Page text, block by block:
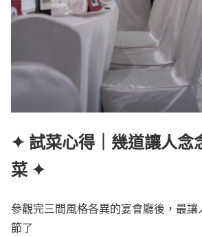
✦ 試菜心得｜幾道讓人念
菜 ✦
參觀完三間風格各異的宴會廳後，最
節了